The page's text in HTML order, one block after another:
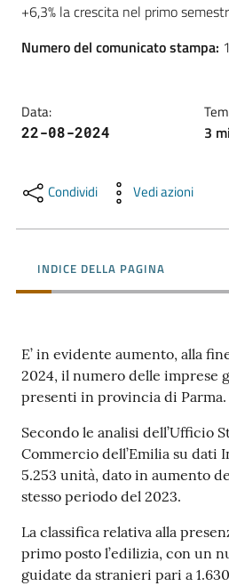
Promuovere
e
l'Impresa
il
in
digitale
Prenotazioni
on line
Pagamenti
on line
+6,3% la crescita nel primo
Numero del comunicato stampa:
Data:
22-08-2024 3
Condividi Vedi azioni
INDICE DELLA PAGINA
E’ in evidente aumento, alla
2024, il numero delle imprese
presenti in provincia di Parma.
Secondo le analisi dell’Ufficio
Commercio dell’Emilia su dati
5.253 unità, dato in aumento
stesso periodo del 2023.
La classifica relativa alla
primo posto l’edilizia, con un
guidate da stranieri pari a